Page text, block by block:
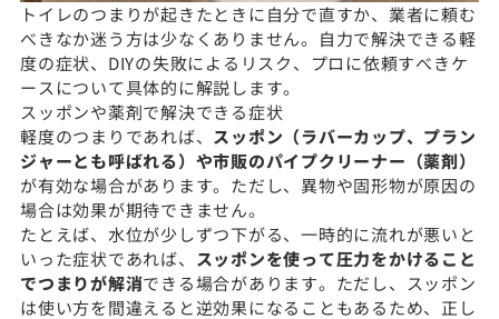
トイレのつまりが起きたときに自分で直すか、業者に頼む
べきなか迷う方は少なくありません。自力で解決できる軽
度の症状、DIYの失敗によるリスク、プロに依頼すべきケ
ースについて具体的に解説します。
スッポンや薬剤で解決できる症状
軽度のつまりであれば、 スッポン（ラバーカップ、プラン
ジャーとも呼ばれる）や市販のパイプクリーナー（薬剤）
が有効な場合があります。ただし、異物や固形物が原因の
場合は効果が期待できません。
たとえば、水位が少しずつ下がる、一時的に流れが悪いと
いった症状であれば、 スッポンを使って圧力をかけること
でつまりが解消できる場合があります。ただし、スッポン
は使い方を間違えると逆効果になることもあるため、正し